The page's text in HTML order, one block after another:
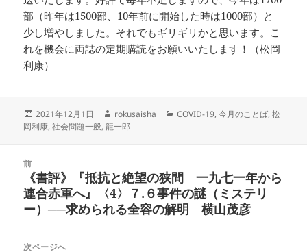
部（昨年は1500部、10年前に開始した時は1000部）と
少し増やしました。それでもギリギリかと思います。こ
れを機会に両誌の定期購読をお願いいたします！（松岡
利康）
投
稿
2021年12月1日
作
成
rokusaisha
カ
COVID-19,今月のことば,松
岡利康,社会問題一般,龍一郎
前
前
の
投
《書評》『抵抗と絶望の狭間 一九七一年から
連合赤軍へ』〈4〉７.６事件の謎（ミステリ
ー）──求められる全容の解明 横山茂彦
次ページへ